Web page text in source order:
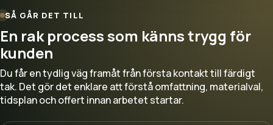
SÅ GÅR DET TILL
En rak process som känns trygg för
kunden
Du får en tydlig väg framåt från första kontakt till färdigt
tak. Det gör det enklare att förstå omfattning, materialval,
tidsplan och offert innan arbetet startar.